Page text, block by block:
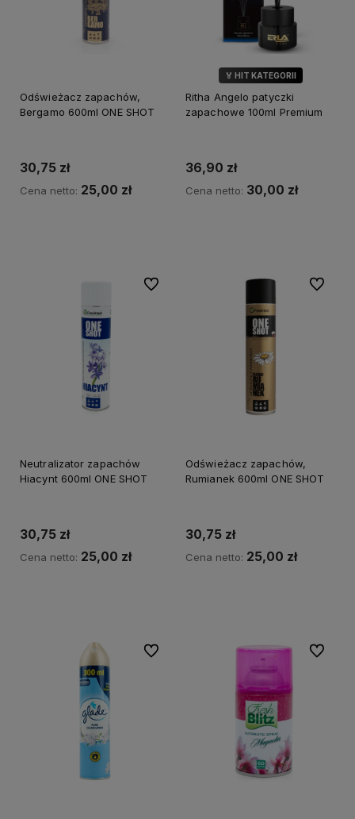
Odświeżacz zapachów,
Bergamo 600ml ONE SHOT
30,75 zł
Cena netto: 25,00 zł
🏅 HIT KATEGORII
Ritha Angelo patyczki
zapachowe 100ml Premium
36,90 zł
Cena netto: 30,00 zł
Neutralizator zapachów
Hiacynt 600ml ONE SHOT
30,75 zł
Cena netto: 25,00 zł
Do ulubionych
Odświeżacz zapachów,
Rumianek 600ml ONE SHOT
30,75 zł
Cena netto: 25,00 zł
Do
Do ulubionych Do